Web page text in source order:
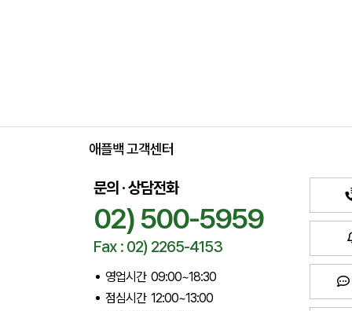
애플백 고객센터
문의 · 상담전화
02) 500-5959
Fax : 02) 2265-4153
영업시간 09:00~18:30
점심시간 12:00~13:00